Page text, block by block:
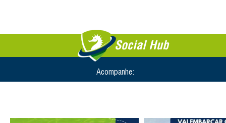
Social Hub
Acompanhe: